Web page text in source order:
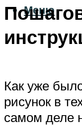
Меню
Как уже
рисунок в
самом деле